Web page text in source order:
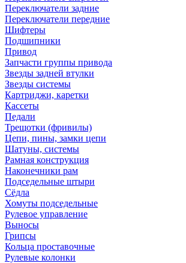
Переключатели задние
Переключатели передние
Шифтеры
Подшипники
Привод
Запчасти группы привода
Звезды задней втулки
Звезды системы
Картриджи, каретки
Кассеты
Педали
Трещотки (фривилы)
Цепи, пины, замки цепи
Шатуны, системы
Рамная конструкция
Наконечники рам
Подседельные штыри
Сёдла
Хомуты подседельные
Рулевое управление
Выносы
Грипсы
Кольца проставочные
Рулевые колонки